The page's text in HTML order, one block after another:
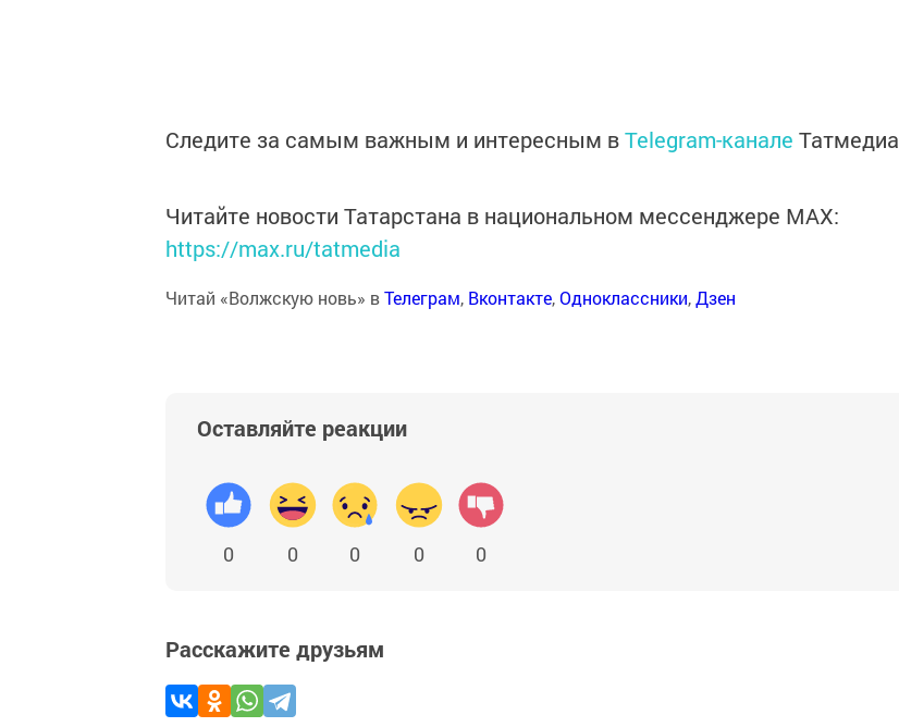
Следите за самым важным и интересным вTelegram-канале Татмедиа
Читайте новости Татарстана в национальном мессенджере MАХ:
https://max.ru/tatmedia
Читай «Волжскую новь» вТелеграм, Вконтакте,Одноклассники,Дзен
Оставляйте реакции
0 0 0 0 0
Расскажите друзьям